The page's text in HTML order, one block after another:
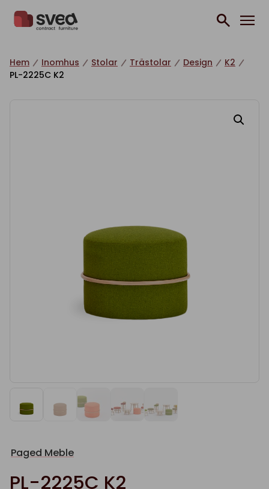
Hem Inomhus Stolar Trästolar Design
K2
PL-2225C K2
Paged Meble
PL-2225C K2